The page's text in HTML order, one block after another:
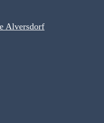
Alversdorf